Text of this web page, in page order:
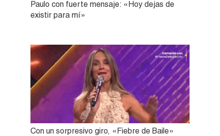
Paulo con fuerte mensaje: «Hoy dejas de
existir para mí»
Con un sorpresivo giro, «Fiebre de Baile»